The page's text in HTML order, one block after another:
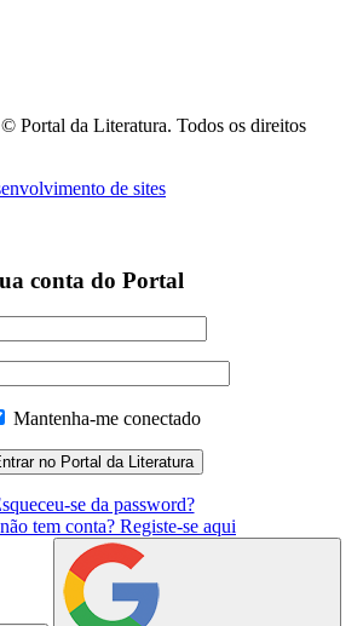
Portal da Literatura. Todos os direitos
conta do Portal
Mantenha-me conectado
se da password?
tem conta? Registe-se aqui